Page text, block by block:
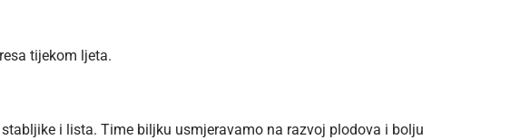
tijekom ljeta.
i lista. Time biljku usmjeravamo na razvoj plodova i bolju